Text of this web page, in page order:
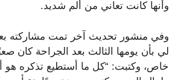
وأنها كانت تعاني من ألم شديد.
وفي منشور تحديث آخر تمت مشاركته
لي بأن يومها الثالث بعد الجراحة كان
خاص، وكتبت: “كل ما أستطيع تذكره هو